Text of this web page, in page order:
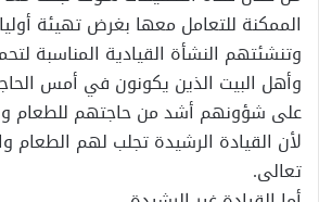
الممكنة للتعامل معها بغرض تهيئة
وتنشئتهم النشأة القيادية المناسبة
وأهل البيت الذين يكونون في أمس
على شؤونهم أشد من حاجتهم للطعام
لأن القيادة الرشيدة تجلب لهم الطعام
تعالى.